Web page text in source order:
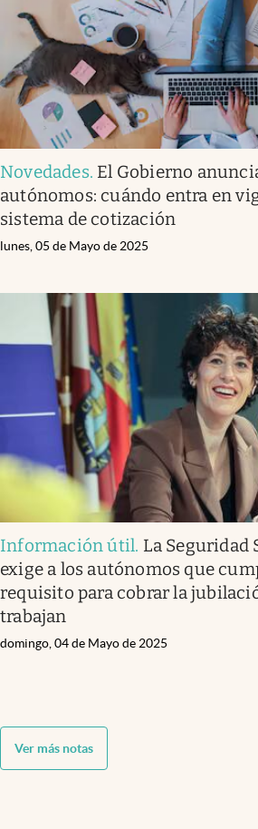
Novedades. El Gobierno
autónomos: cuándo entra en
sistema de cotización
lunes, 05 de Mayo de 2025
Información útil. La Seguridad
exige a los autónomos que
requisito para cobrar la
trabajan
domingo, 04 de Mayo de 2025
Ver más notas